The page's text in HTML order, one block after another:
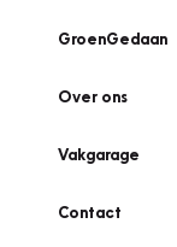
GroenGedaan
Over ons
Vakgarage
Contact